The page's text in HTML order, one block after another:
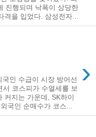
진행되며 낙폭이 상당한
을 입었다. 삼성전자...
›
인 수급이 시장 방어선
코스피가 수열세를 보
커지는 가운데, SK하이
국인 순매수가 코스...